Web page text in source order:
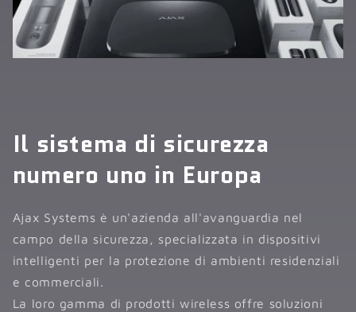
Il sistema di sicurezza
numero uno in Europa
Ajax Systems è un'azienda all'avanguardia nel
campo della sicurezza, specializzata in dispositivi
intelligenti per la protezione di ambienti residenziali
e commerciali.
La loro gamma di prodotti wireless offre soluzioni